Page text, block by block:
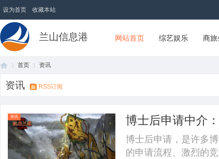
设为首页 收藏本站
兰山信息港 网站首页 综艺娱乐 商
首页 资讯
资讯 RSS订阅
资讯 博士后申请中介
博士后申请，是许多
的申请流程、激烈的